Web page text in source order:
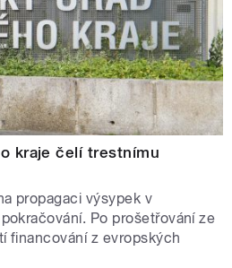
kraje čelí trestnímu
propagaci výsypek v
Po prošetřování ze
financování z evropských